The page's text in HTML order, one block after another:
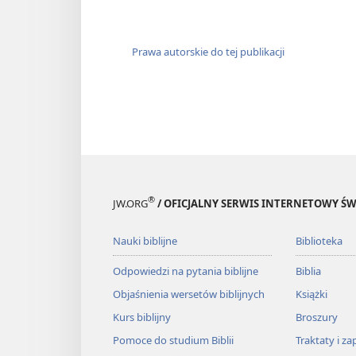
9 Odstępca*swoimi ustami
12 Ten, komu brakuje
ale ten, kto naprawdę
13 Oszczerca krąży i
Gdy nie ma umiejętnego
Prawa autorskie do tej publikacji
JW.ORG® / OFICJALNY SERWIS INTERNETOWY
Nauki biblijne
Odpowiedzi na pytania biblijne
Objaśnienia wersetów biblijnych
Kurs biblijny
Pomoce do studium Biblii
Biblioteka
Biblia
Książki
Broszury
Traktaty i